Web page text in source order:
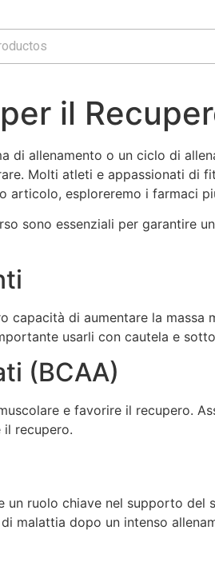
il
di allenamento o un ciclo di
Molti atleti e appassionati di
articolo, esploreremo i farmaci
sono essenziali per garantire
di aumentare la massa
usarli con cautela e
(BCAA)
e favorire il recupero.
il recupero.
un ruolo chiave nel supporto
malattia dopo un intenso